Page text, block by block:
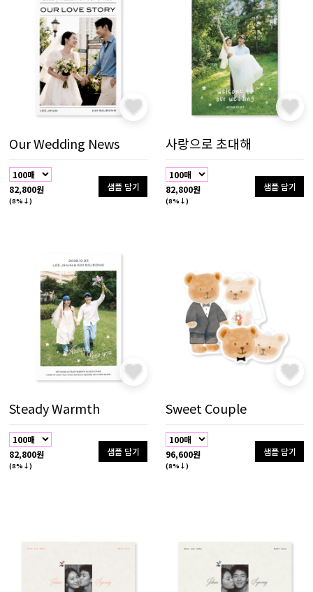
Our Wedding News
82,800원
(8%↓)
샘플 담기
사랑으로 초대해
82,800원
(8%↓)
샘플 담기
Steady Warmth
82,800원
(8%↓)
샘플 담기
Sweet Couple
96,600원
(8%↓)
샘플 담기